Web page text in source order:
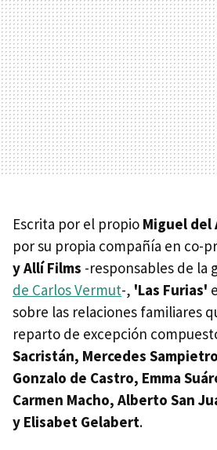
Escrita por el propio Miguel del
por su propia compañía en co-
y Allí Films -responsables de la
de Carlos Vermut-, 'Las Furias'
sobre las relaciones familiares
reparto de excepción
Sacristán, Mercedes
Gonzalo de Castro, Emma
Carmen Macho, Alberto San
y Elisabet Gelabert.